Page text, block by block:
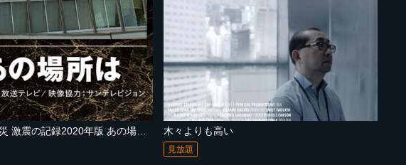
木々よりも高い
見放題